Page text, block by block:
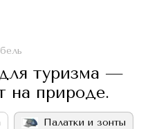
туризма —
на природе.
Палатки и зонты